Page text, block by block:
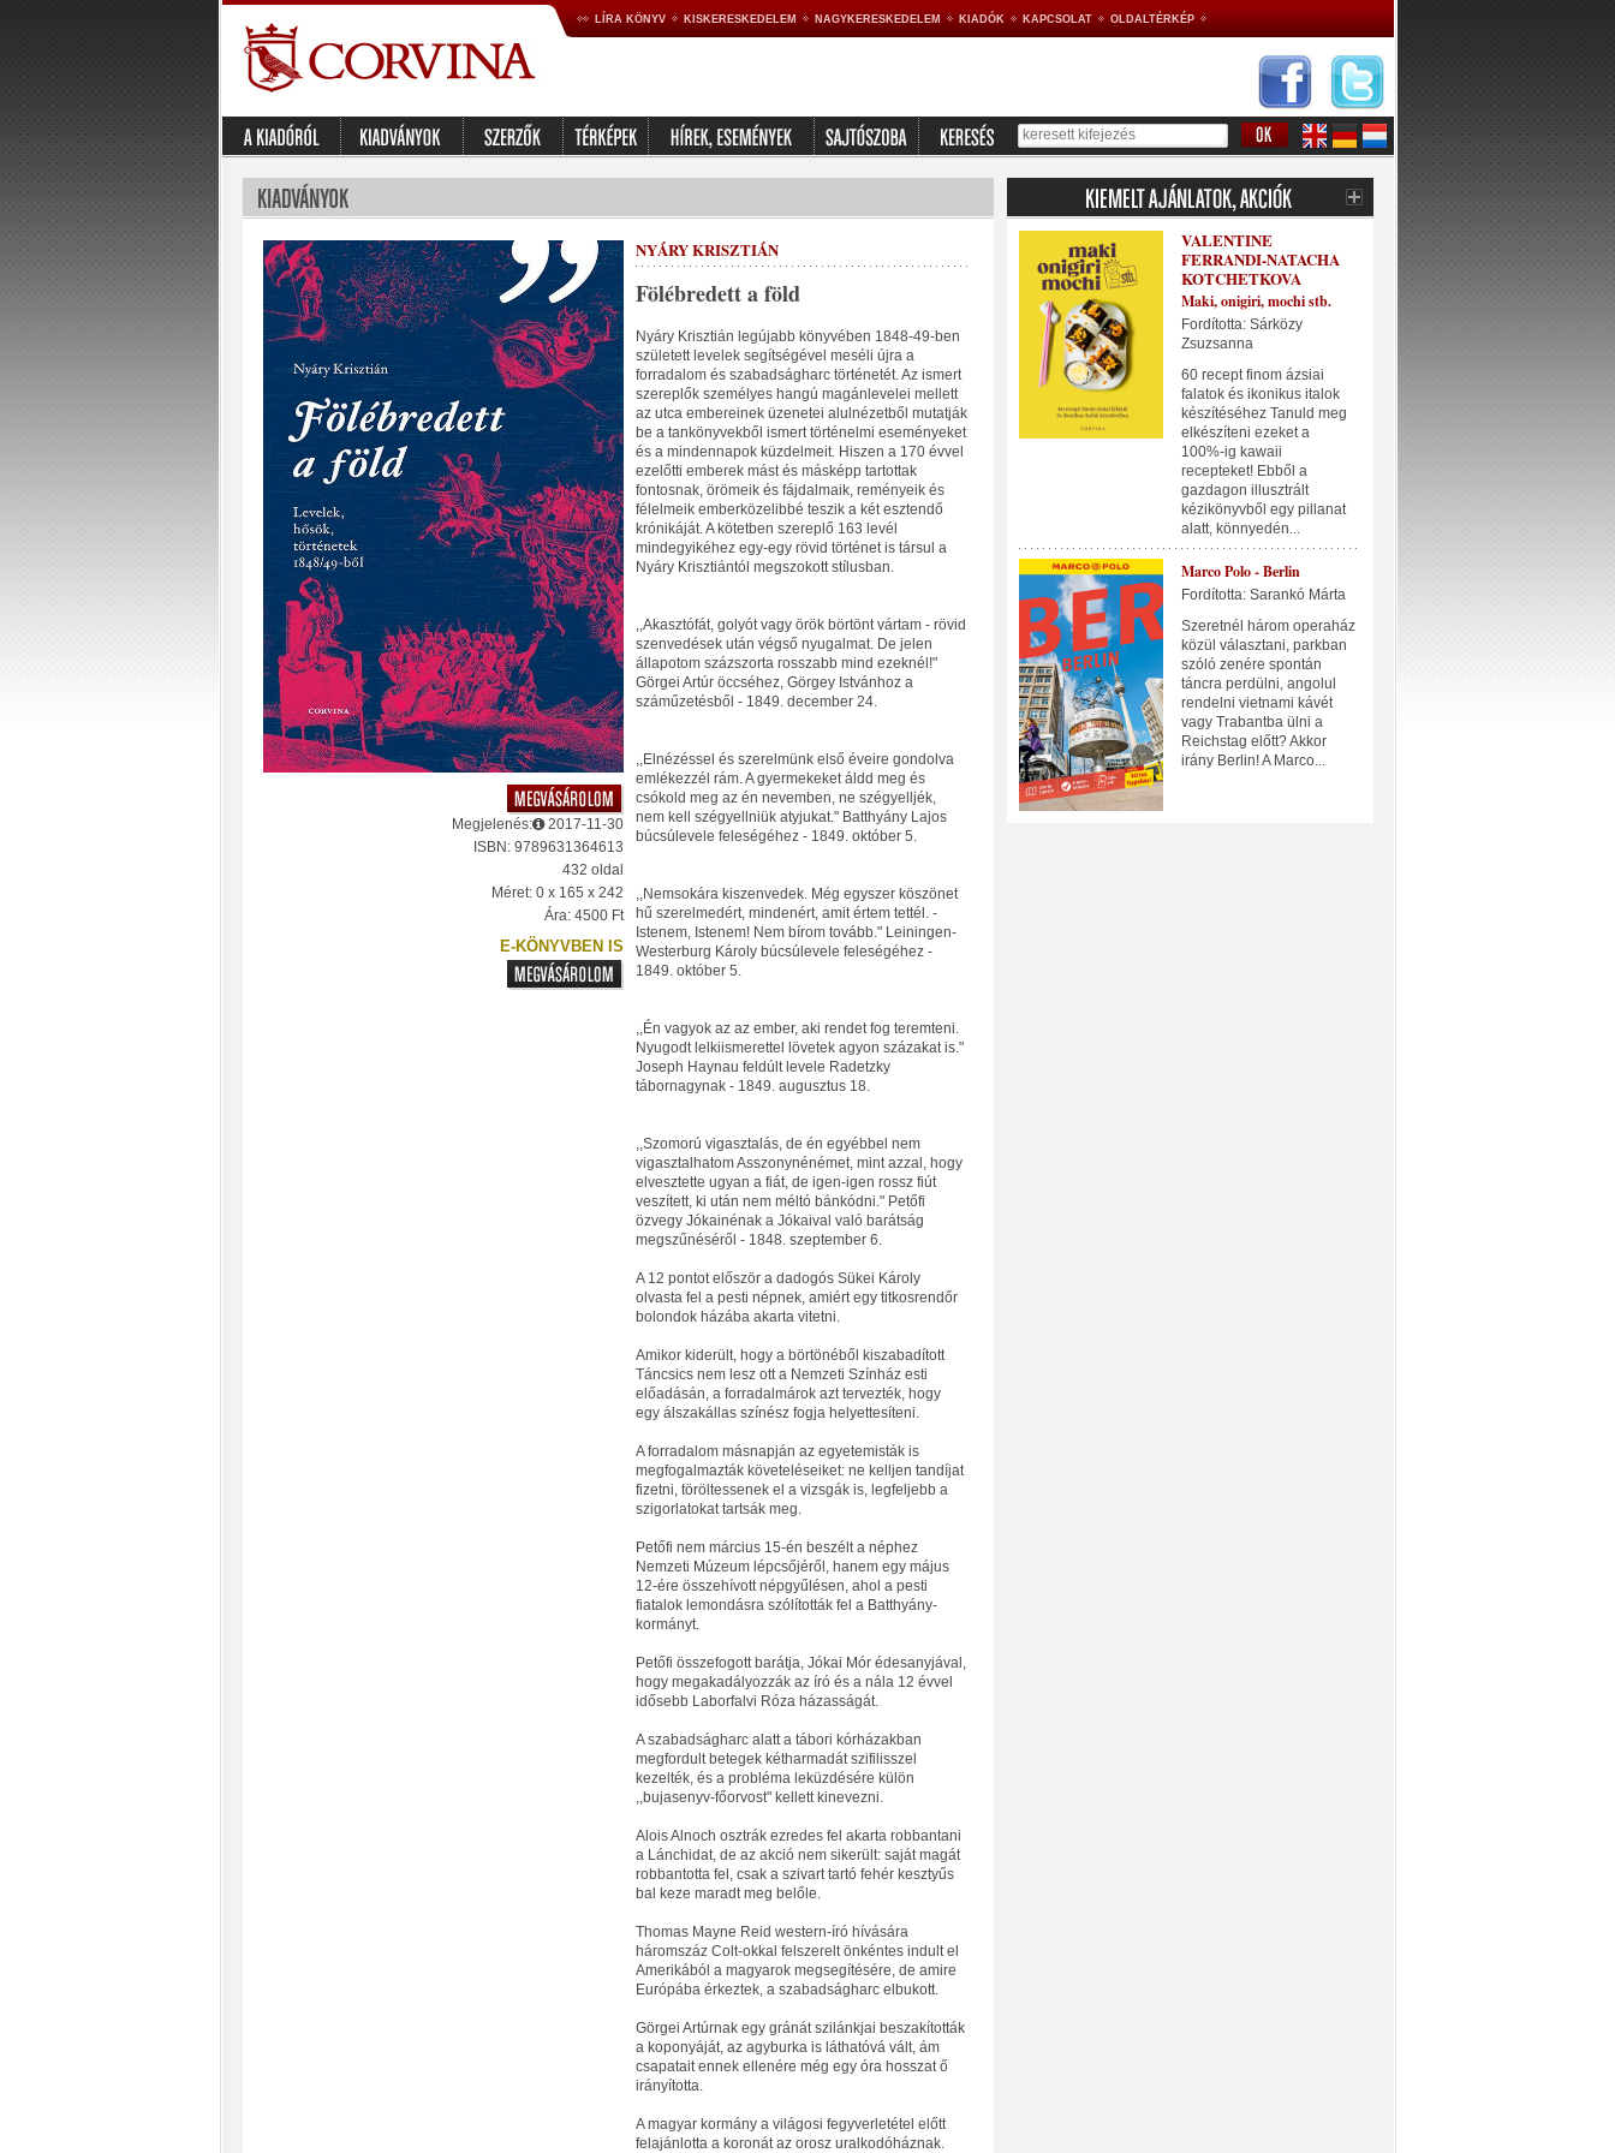
LÍRA KÖNYV KISKERESKEDELEM NAGYKERESKEDELEM KIADÓK KAPCSOLAT OLDALTÉRKÉP
Megjelenés:
2017-11-30
ISBN: 9789631364613
432 oldal
Méret: 0 x 165 x 242
Ára: 4500 Ft
E-KÖNYVBEN IS
NYÁRY KRISZTIÁN
Fölébredett a föld
Nyáry Krisztián legújabb könyvében 1848-49-ben
született levelek segítségével meséli újra a
forradalom és szabadságharc történetét. Az ismert
szereplők személyes hangú magánlevelei mellett
az utca embereinek üzenetei alulnézetből mutatják
be a tankönyvekből ismert történelmi eseményeket
és a mindennapok küzdelmeit. Hiszen a 170 évvel
ezelőtti emberek mást és másképp tartottak
fontosnak, örömeik és fájdalmaik, reményeik és
félelmeik emberközelibbé teszik a két esztendő
krónikáját. A kötetben szereplő 163 levél
mindegyikéhez egy-egy rövid történet is társul a
Nyáry Krisztiántól megszokott stílusban.
,,Akasztófát, golyót vagy örök börtönt vártam - rövid
szenvedések után végső nyugalmat. De jelen
állapotom százszorta rosszabb mind ezeknél!"
Görgei Artúr öccséhez, Görgey Istvánhoz a
száműzetésből - 1849. december 24.
,,Elnézéssel és szerelmünk első éveire gondolva
emlékezzél rám. A gyermekeket áldd meg és
csókold meg az én nevemben, ne szégyelljék,
nem kell szégyellniük atyjukat." Batthyány Lajos
búcsúlevele feleségéhez - 1849. október 5.
,,Nemsokára kiszenvedek. Még egyszer köszönet
hű szerelmedért, mindenért, amit értem tettél. -
Istenem, Istenem! Nem bírom tovább." Leiningen-
Westerburg Károly búcsúlevele feleségéhez -
1849. október 5.
,,Én vagyok az az ember, aki rendet fog teremteni.
Nyugodt lelkiismerettel lövetek agyon százakat is."
Joseph Haynau feldúlt levele Radetzky
tábornagynak - 1849. augusztus 18.
,,Szomorú vigasztalás, de én egyébbel nem
vigasztalhatom Asszonynénémet, mint azzal, hogy
elvesztette ugyan a fiát, de igen-igen rossz fiút
veszített, ki után nem méltó bánkódni." Petőfi
özvegy Jókainénak a Jókaival való barátság
megszűnéséről - 1848. szeptember 6.
A 12 pontot először a dadogós Sükei Károly
olvasta fel a pesti népnek, amiért egy titkosrendőr
bolondok házába akarta vitetni.
Amikor kiderült, hogy a börtönéből kiszabadított
Táncsics nem lesz ott a Nemzeti Színház esti
előadásán, a forradalmárok azt tervezték, hogy
egy álszakállas színész fogja helyettesíteni.
A forradalom másnapján az egyetemisták is
megfogalmazták követeléseiket: ne kelljen tandíjat
fizetni, töröltessenek el a vizsgák is, legfeljebb a
szigorlatokat tartsák meg.
Petőfi nem március 15-én beszélt a néphez
Nemzeti Múzeum lépcsőjéről, hanem egy május
12-ére összehívott népgyűlésen, ahol a pesti
fiatalok lemondásra szólították fel a Batthyány-
kormányt.
Petőfi összefogott barátja, Jókai Mór édesanyjával,
hogy megakadályozzák az író és a nála 12 évvel
idősebb Laborfalvi Róza házasságát.
A szabadságharc alatt a tábori kórházakban
megfordult betegek kétharmadát szifilisszel
kezelték, és a probléma leküzdésére külön
,,bujasenyv-főorvost" kellett kinevezni.
Alois Alnoch osztrák ezredes fel akarta robbantani
a Lánchidat, de az akció nem sikerült: saját magát
robbantotta fel, csak a szivart tartó fehér kesztyűs
bal keze maradt meg belőle.
Thomas Mayne Reid western-író hívására
háromszáz Colt-okkal felszerelt önkéntes indult el
Amerikából a magyarok megsegítésére, de amire
Európába érkeztek, a szabadságharc elbukott.
Görgei Artúrnak egy gránát szilánkjai beszakították
a koponyáját, az agyburka is láthatóvá vált, ám
csapatait ennek ellenére még egy óra hosszat ő
irányította.
A magyar kormány a világosi fegyverletétel előtt
felajánlotta a koronát az orosz uralkodóháznak.
VALENTINE
FERRANDI-NATACHA
KOTCHETKOVA
Maki, onigiri, mochi stb.
Fordította: Sárközy
Zsuzsanna
60 recept finom ázsiai
falatok és ikonikus italok
készítéséhez Tanuld meg
elkészíteni ezeket a
100%-ig kawaii
recepteket! Ebből a
gazdagon illusztrált
kézikönyvből egy pillanat
alatt, könnyedén...
Marco Polo - Berlin
Fordította: Sarankó Márta
Szeretnél három operaház
közül választani, parkban
szóló zenére spontán
táncra perdülni, angolul
rendelni vietnami kávét
vagy Trabantba ülni a
Reichstag előtt? Akkor
irány Berlin! A Marco...